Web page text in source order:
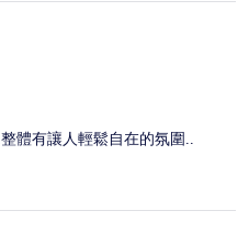
體有讓人輕鬆自在的氛圍..